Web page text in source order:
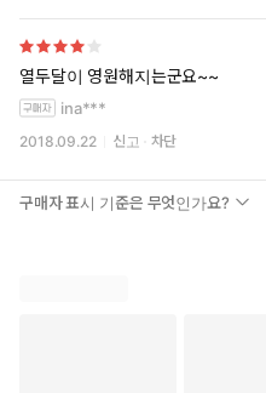
열두달이 영원해지는군요~~
ina***
2018.09.22 신고 차단
구매자 표시 기준은 무엇인가요?